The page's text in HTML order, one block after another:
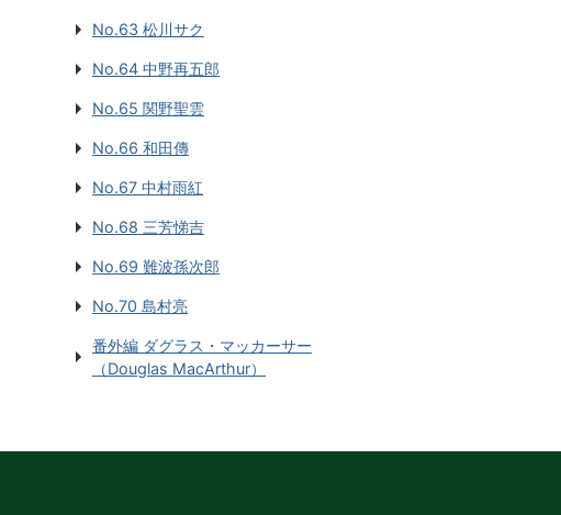
No.63 松川サク
No.64 中野再五郎
No.65 関野聖雲
No.66 和田傳
No.67 中村雨紅
No.68 三芳悌吉
No.69 難波孫次郎
No.70 島村亮
番外編 ダグラス・マッカーサー
（Douglas MacArthur）